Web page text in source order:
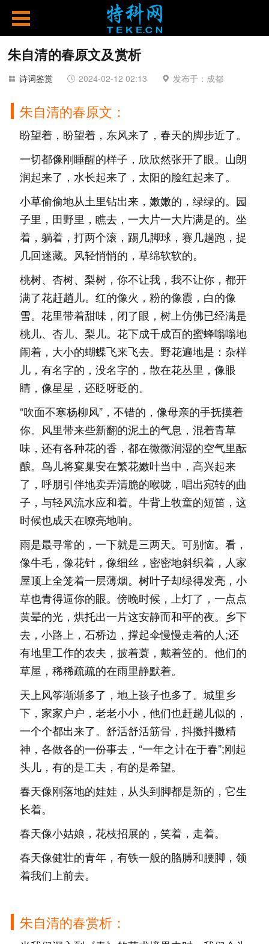
朱自清的春原文及赏析
诗词鉴赏 2024-02-12 02:13 发布于：成都
朱自清的春原文：
盼望着，盼望着，东风来了，春天的脚步近了。
一切都像刚睡醒的样子，欣欣然张开了眼。山朗
润起来了，水长起来了，太阳的脸红起来了。
小草偷偷地从土里钻出来，嫩嫩的，绿绿的。园
子里，田野里，瞧去，一大片一大片满是的。坐
着，躺着，打两个滚，踢几脚球，赛几趟跑，捉
几回迷藏。风轻悄悄的，草绵软软的。
桃树、杏树、梨树，你不让我，我不让你，都开
满了花赶趟儿。红的像火，粉的像霞，白的像
雪。花里带着甜味，闭了眼，树上仿佛已经满是
桃儿、杏儿、梨儿。花下成千成百的蜜蜂嗡嗡地
闹着，大小的蝴蝶飞来飞去。野花遍地是：杂样
儿，有名字的，没名字的，散在花丛里，像眼
睛，像星星，还眨呀眨的。
“吹面不寒杨柳风”，不错的，像母亲的手抚摸着
你。风里带来些新翻的泥土的气息，混着青草
味，还有各种花的香，都在微微润湿的空气里酝
酿。鸟儿将窠巢安在繁花嫩叶当中，高兴起来
了，呼朋引伴地卖弄清脆的喉咙，唱出宛转的曲
子，与轻风流水应和着。牛背上牧童的短笛，这
时候也成天在嘹亮地响。
雨是最寻常的，一下就是三两天。可别恼。看，
像牛毛，像花针，像细丝，密密地斜织着，人家
屋顶上全笼着一层薄烟。树叶子却绿得发亮，小
草也青得逼你的眼。傍晚时候，上灯了，一点点
黄晕的光，烘托出一片这安静而和平的夜。乡下
去，小路上，石桥边，撑起伞慢慢走着的人;还
有地里工作的农夫，披着蓑，戴着笠的。他们的
草屋，稀稀疏疏的在雨里静默着。
天上风筝渐渐多了，地上孩子也多了。城里乡
下，家家户户，老老小小，他们也赶趟儿似的，
一个个都出来了。舒活舒活筋骨，抖擞抖擞精
神，各做各的一份事去，“一年之计在于春”;刚起
头儿，有的是工夫，有的是希望。
春天像刚落地的娃娃，从头到脚都是新的，它生
长着。
春天像小姑娘，花枝招展的，笑着，走着。
春天像健壮的青年，有铁一般的胳膊和腰脚，领
着我们上前去。
朱自清的春赏析：